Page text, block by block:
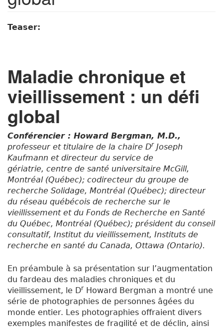
Teaser:
Maladie chronique et
vieillissement : un défi
global
Conférencier : Howard Bergman, M.D.,
professeur et titulaire de la chaire DrJoseph
Kaufmann et directeur du service de
gériatrie, centre de santé universitaire McGill,
Montréal (Québec); codirecteur du groupe de
recherche Solidage, Montréal (Québec); directeur
du réseau québécois de recherche sur le
vieillissement et du Fonds de Recherche en Santé
du Québec, Montréal (Québec); président du conseil
consultatif, Institut du vieillissement, Instituts de
recherche en santé du Canada, Ottawa (Ontario).
En préambule à sa présentation sur l’augmentation
du fardeau des maladies chroniques et du
vieillissement, le Dr Howard Bergman a montré une
série de photographies de personnes âgées du
monde entier. Les photographies offraient divers
exemples manifestes de fragilité et de déclin, ainsi